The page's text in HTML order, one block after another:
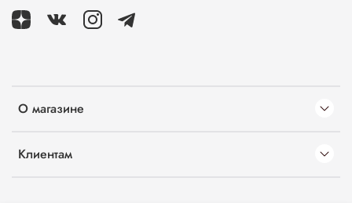
О магазине
Клиентам